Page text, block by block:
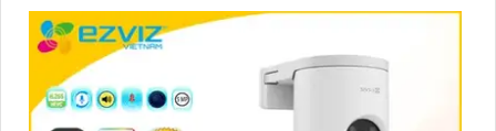
năng phát hiện thông minh và cảnh báo bằng còi và đèn
chớp phù hợp cho công trình kho hàng, nhà xưởng công
trình